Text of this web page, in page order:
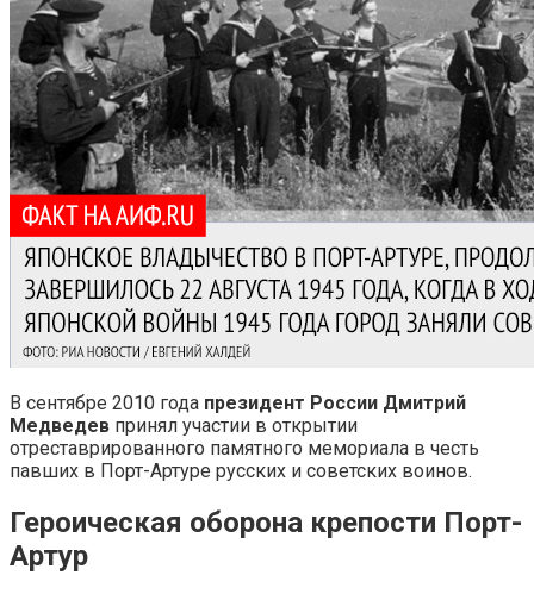
В сентябре 2010 года президент России Дмитрий
Медведев принял участии в открытии
отреставрированного памятного мемориала в честь
павших в Порт-Артуре русских и советских воинов.
Героическая оборона крепости Порт-
Артур